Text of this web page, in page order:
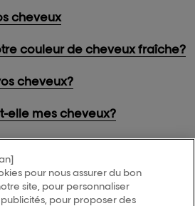
cheveux
couleur de cheveux fraîche?
cheveux?
elle mes cheveux?
pour nous assurer du bon
site, pour personnaliser
pour proposer des